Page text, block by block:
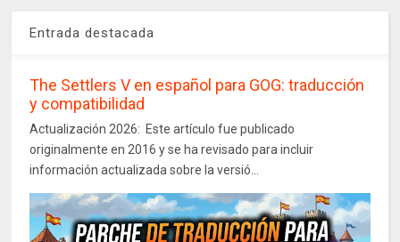
Entrada destacada
The Settlers V en español para GOG: traducción
y compatibilidad
Actualización 2026: Este artículo fue publicado
originalmente en 2016 y se ha revisado para incluir
información actualizada sobre la versió...